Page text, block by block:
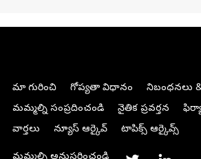
మా గురించి గోప్యతా విధానం
నిబంధనలు
మమ్మల్ని సంప్రదించండి
నైతిక ప్రవర్తన
వార్తలు
న్యూస్ ఆర్కైవ్ టాపిక్స్ ఆర్కైవ్స్